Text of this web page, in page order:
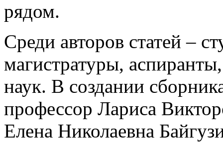
рядом.
Среди авторов статей –
магистратуры,
наук. В создании
профессор Лариса
Елена Николаевна